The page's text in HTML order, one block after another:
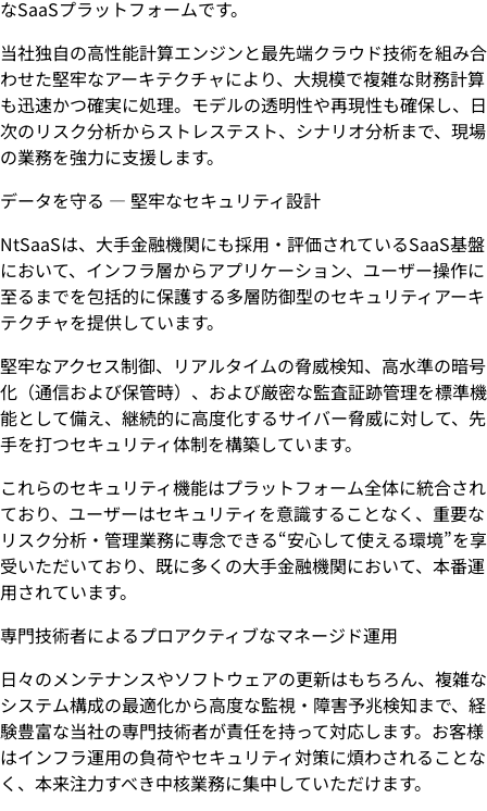
なSaaSプラットフォームです。
当社独自の高性能計算エンジンと最先端クラウド技術を組み合
わせた堅牢なアーキテクチャにより、大規模で複雑な財務計算
も迅速かつ確実に処理。モデルの透明性や再現性も確保し、日
次のリスク分析からストレステスト、シナリオ分析まで、現場
の業務を強力に支援します。
データを守る ― 堅牢なセキュリティ設計
NtSaaSは、大手金融機関にも採用・評価されているSaaS基盤
において、インフラ層からアプリケーション、ユーザー操作に
至るまでを包括的に保護する多層防御型のセキュリティアーキ
テクチャを提供しています。
堅牢なアクセス制御、リアルタイムの脅威検知、高水準の暗号
化（通信および保管時）、および厳密な監査証跡管理を標準機
能として備え、継続的に高度化するサイバー脅威に対して、先
手を打つセキュリティ体制を構築しています。
これらのセキュリティ機能はプラットフォーム全体に統合され
ており、ユーザーはセキュリティを意識することなく、重要な
リスク分析・管理業務に専念できる“安心して使える環境”を享
受いただいており、既に多くの大手金融機関において、本番運
用されています。
専門技術者によるプロアクティブなマネージド運用
日々のメンテナンスやソフトウェアの更新はもちろん、複雑な
システム構成の最適化から高度な監視・障害予兆検知まで、経
験豊富な当社の専門技術者が責任を持って対応します。お客様
はインフラ運用の負荷やセキュリティ対策に煩わされることな
く、本来注力すべき中核業務に集中していただけます。